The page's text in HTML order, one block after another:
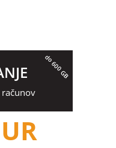
do 600 GB